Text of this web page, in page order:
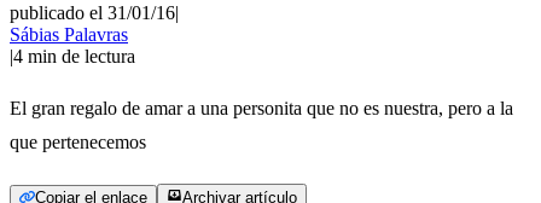
publicado el 31/01/16|
Sábias Palavras
|4 min de lectura
El gran regalo de amar a una personita que no es nuestra, pero a la
que pertenecemos
Copiar el enlace Archivar artículo